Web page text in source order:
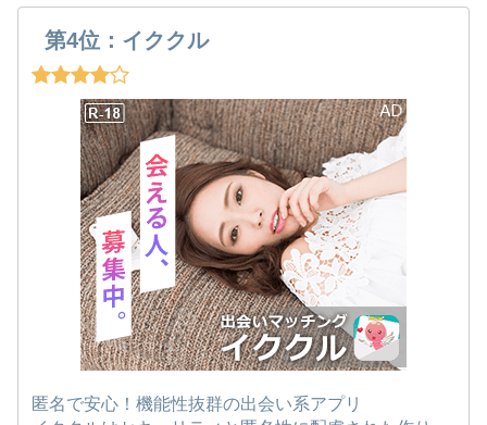
第4位：イククル
匿名で安心！機能性抜群の出会い系アプリ